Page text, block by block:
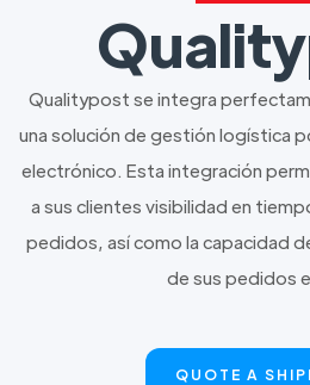
Qualitypost se integra
una solución de gestión logística
electrónico. Esta integración
a sus clientes visibilidad en
pedidos, así como la capacidad
de sus pedidos
QUOTE A